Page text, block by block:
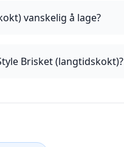
vanskelig å lage?
Brisket (langtidskokt)?